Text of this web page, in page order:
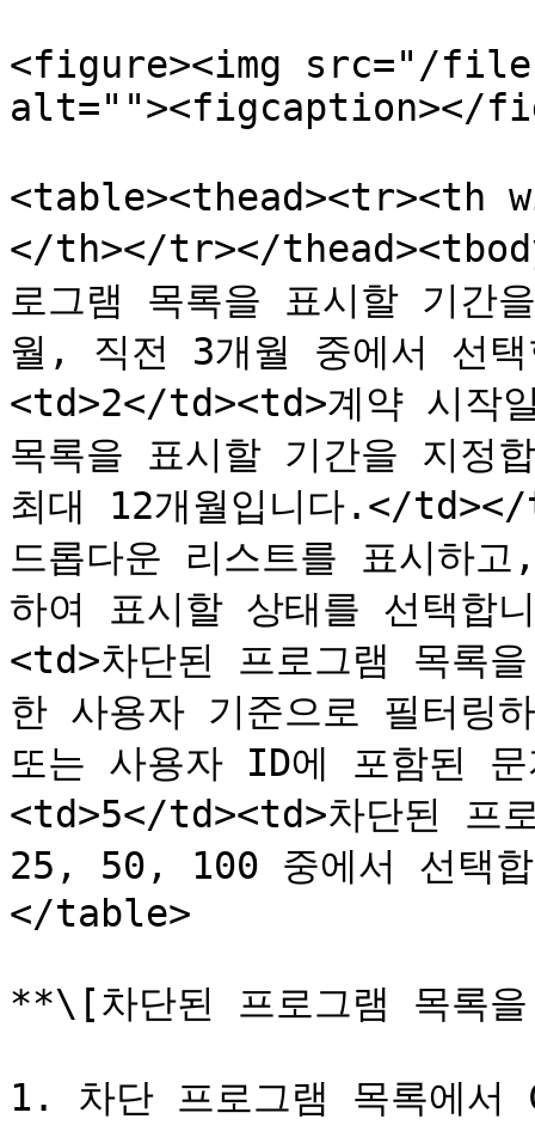
<figure><img src="/
alt=""><figcaption></
<table><thead><tr><th
</th></tr></
로그램 목록을 표시할 기
월, 직전 3개월 중에서 선
<td>2</td><td>계약 시작
목록을 표시할 기간을 지정
최대 12개월입니다.</
드롭다운 리스트를 표시하
하여 표시할 상태를 선택
<td>차단된 프로그램 목록
한 사용자 기준으로 필터링
또는 사용자 ID에 포함된
<td>5</td><td>차단된 프
25, 50, 100 중에서 선택
</table>
**\[차단된 프로그램 목록
1. 차단 프로그램 목록에서